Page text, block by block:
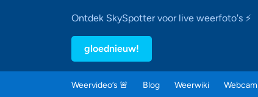
Ontdek SkySpotter voor live weerfoto's ⚡
gloednieuw!
Weervideo’s 🚨 Blog Weerwiki Webcam